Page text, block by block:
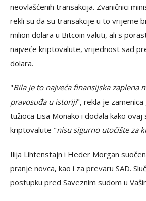
neovlašćenih transakcija. Zvaničnici
rekli su da su transakcije u to vrijeme
milion dolara u Bitcoin valuti, ali s
najveće kriptovalute, vrijednost sad
dolara.
"Bila je to najveća finansijska zaplena
pravosuđa u istoriji", rekla je
tužioca Lisa Monako i dodala kako ovaj
kriptovalute "nisu sigurno utočište za
Ilija Lihtenstajn i Heder Morgan
pranje novca, kao i za prevaru SAD.
postupku pred Saveznim sudom u